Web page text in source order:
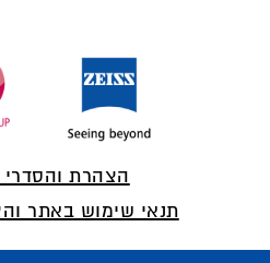
Footer
הצהרת והסדרי
תנאי שימוש באתר